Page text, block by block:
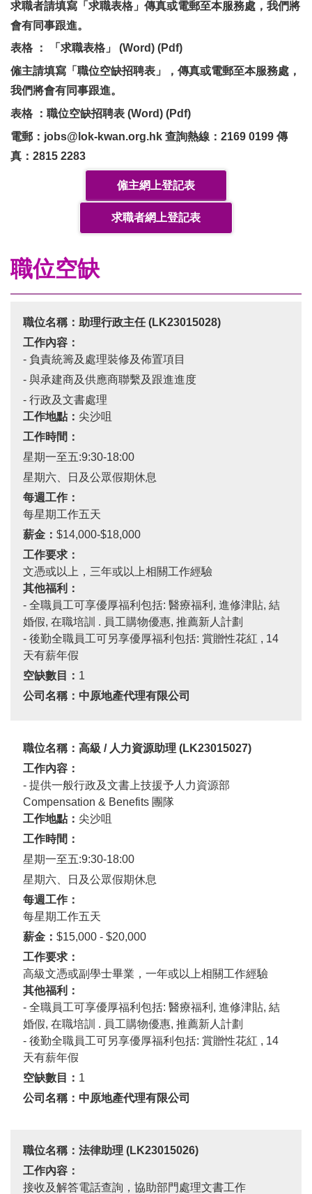
求職者請填寫「求職表格」傳真或電郵至本服務處，我們將
會有同事跟進。
表格 ： 「求職表格 」 (Word) (Pdf)
僱主請填寫「職位空缺招聘表」，傳真或電郵至本服務處，
我們將會有同事跟進。
表格 ：職位空缺招聘表 (Word) (Pdf)
電郵：jobs@lok-kwan.org.hk 查詢熱線：2169 0199 傳
真：2815 2283
僱主網上登記表
求職者網上登記表
職位空缺
職位名稱：助理行政主任(LK23015028)
工作內容：
- 負責統籌及處理裝修及佈置項目
- 與承建商及供應商聯繫及跟進進度
- 行政及文書處理
工作地點： 尖沙咀
工作時間：
星期一至五:9:30-18:00
星期六、日及公眾假期休息
每週工作：
每星期工作五天
薪金： $14,000-$18,000
工作要求：
文憑或以上，三年或以上相關工作經驗
其他福利：
- 全職員工可享優厚福利包括: 醫療福利 , 進修津貼, 結
婚假, 在職培訓 . 員工購物優惠, 推薦新人計劃
- 後勤全職員工可另享優厚福利包括: 賞贈性花紅 , 14
天有薪年假
空缺數目： 1
公司名稱：中原地產代理有限公司
職位名稱：高級 / 人力資源助理 (LK23015027)
工作內容：
- 提供一般行政及文書上技援予人力資源部
Compensation & Benefits 團隊
工作地點： 尖沙咀
工作時間：
星期一至五:9:30-18:00
星期六、日及公眾假期休息
每週工作：
每星期工作五天
薪金： $15,000 - $20,000
工作要求：
高級文憑或副學士畢業，一年或以上相關工作經驗
其他福利：
- 全職員工可享優厚福利包括: 醫療福利 , 進修津貼, 結
婚假, 在職培訓 . 員工購物優惠, 推薦新人計劃
- 後勤全職員工可另享優厚福利包括: 賞贈性花紅 , 14
天有薪年假
空缺數目： 1
公司名稱：中原地產代理有限公司
職位名稱：法律助理 (LK23015026)
工作內容：
接收及解答電話查詢，協助部門處理文書工作